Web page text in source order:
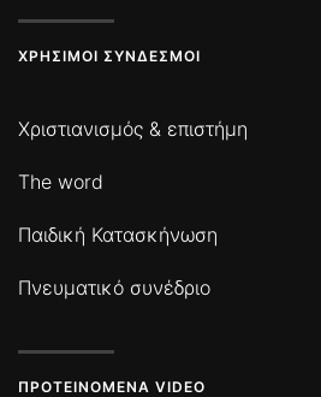
ΧΡΉΣΙΜΟΙ ΣΎΝΔΕΣΜΟΙ
Χριστιανισμός & επιστήμη
The word
Παιδική Κατασκήνωση
Πνευματικό συνέδριο
ΠΡΟΤΕΙΝΌΜΕΝΑ VIDEO